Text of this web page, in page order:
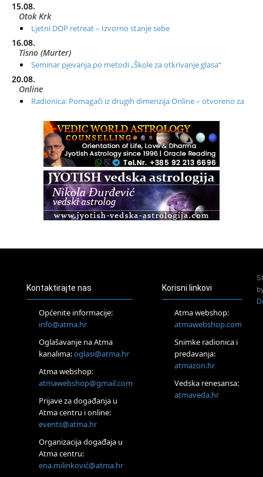
15.08.
Otok Krk
Ljetni DOP retreat – Izvorno stanje sebe
16.08.
Tisno (Murter)
Seminar pjevanja po metodi „Škole za otkrivanje glasa“
20.08.
Online
Radionica: Pomagači iz drugih dimenzija Online – otvoreno za
Zagreb+Online
Osnovni ThetaHealing® tečaj, Zagreb i Online
Access BARS®, otpusti stres
Access Energetski Facelift®
Tečaj Višeg Vodstva, razvijanja intuicije i Akaša zapisa
26.08.
Postanite Nositelj Vibracije Nove Zemlje
Visoko
Alemka Dauskardt – Jednodnevna radionica sistemskih
Zagreb
HOD PO ŽERAVICI – Seminar koji mijenja tijelo, duh i um
SoulFest – Festival glazbe, mudrosti i zajedništva
Radoboj
Noćna šumska kupka
Zagreb
Kontaktirajte nas
Općenite informacije:
info@atma.hr
Oglašavanje na Atma
kanalima:oglasi@atma.hr
Atma webshop:
atmawebshop@gmail.com
Prijave za događanja u
Atma centru i online:
events@atma.hr
Organizacija događaja u
Atma centru:
ena.milinković@atma.hr
Korisni linkovi
Atma webshop:
atmawebshop.com
Snimke radionica i
predavanja:
atmazon.hr
Vedska renesansa:
atmaveda.hr